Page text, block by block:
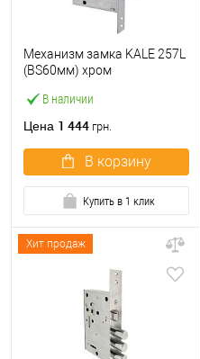
В наличии
Механизм замка KALE 257L
(BS60мм) хром
Цена 1 444 грн.
В корзину
Купить в 1 клик
Хит продаж